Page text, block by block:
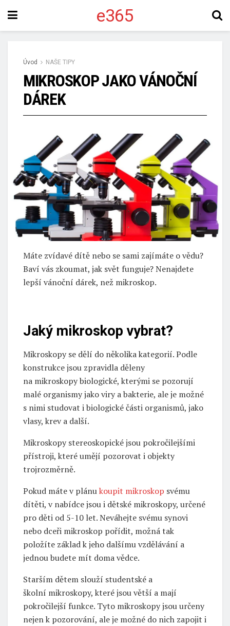
e365
Úvod NAŠE TIPY
MIKROSKOP JAKO VÁNOČNÍ
DÁREK
Máte zvídavé dítě nebo se sami zajímáte o vědu?
Baví vás zkoumat, jak svět funguje? Nenajdete
lepší vánoční dárek, než mikroskop.
Jaký mikroskop vybrat?
Mikroskopy se dělí do několika kategorií. Podle
konstrukce jsou zpravidla děleny
na mikroskopy biologické, kterými se pozorují
malé organismy jako viry a bakterie, ale je možné
s nimi studovat i biologické části organismů, jako
vlasy, krev a další.
Mikroskopy stereoskopické jsou pokročilejšími
přístroji, které umějí pozorovat i objekty
trojrozměrně.
Pokud máte v plánukoupit mikroskop svému
dítěti, v nabídce jsou i dětské mikroskopy, určené
pro děti od 5-10 let. Neváhejte svému synovi
nebo dceři mikroskop pořídit, možná tak
položíte základ k jeho dalšímu vzdělávání a
jednou budete mít doma vědce.
Starším dětem slouží studentské a
školní mikroskopy, které jsou větší a mají
pokročilejší funkce. Tyto mikroskopy jsou určeny
nejen k pozorování, ale je možné do nich zapojit i